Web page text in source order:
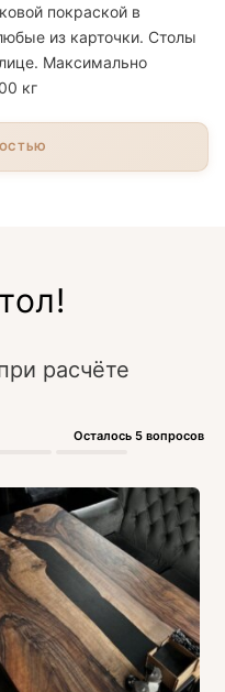
покраской в
из карточки. Столы
Максимально
кг
расчёте
Осталось 5 вопросов